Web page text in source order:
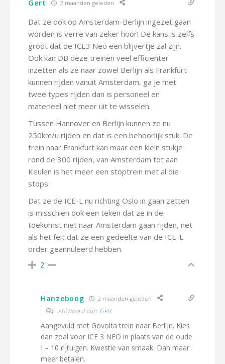
Gert 2 maanden geleden
Dat ze ook op Amsterdam-Berlijn ingezet gaan
worden is verre van zeker hoor! De kans is zelfs
groot dat de ICE3 Neo een blijvertje zal zijn.
Ook kan DB deze treinen veel efficiënter
inzetten als ze naar zowel Berlijn als Frankfurt
kunnen rijden vanuit Amsterdam, ga je met
twee types rijden dan is personeel en
materieel niet meer uit te wisselen.
Tussen Hannover en Berlijn kunnen ze nu
250km/u rijden en dat is een behoorlijk stuk. De
trein naar Frankfurt kan maar een klein stukje
rond de 300 rijden, van Amsterdam tot aan
Keulen is het meer een stoptrein met al die
stops.
Dat ze de ICE-L nu richting Oslo in gaan zetten
is misschien ook een teken dat ze in de
toekomst niet naar Amsterdam gaan rijden, net
als het feit dat ze een gedeelte van de ICE-L
order geannuleerd hebben.
2
Hanzeboog 2 maanden geleden
Antwoord aan Gert
Aangevuld met Govolta trein naar Berlijn. Kies
dan zoal voor ICE 3 NEO in plaats van de oude
I – 10 rijtuigen. Kwestie van smaak. Dan maar
meer betalen.